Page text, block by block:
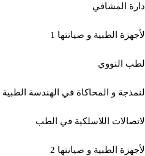
إدارة المشافي
الأجهزة الطبية و صيانتها 1
الطب النووي
النمذجة و المحاكاة في الهندسة الطبية
الاتصالات اللاسلكية في الطب
الأجهزة الطبية و صيانتها 2